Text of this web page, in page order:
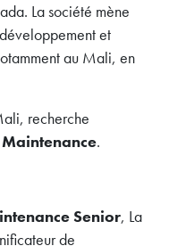
La société mène
et
au Mali, en
recherche
.
Senior, La
de